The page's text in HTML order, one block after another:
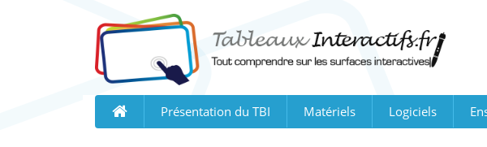
Présentation du TBI Matériels Logiciels